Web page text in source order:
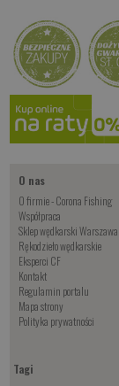
Kup teraz >
KALEWA CF
od 32.00 PLN
Kup teraz >
O nas
O firmie - Corona Fishing
Współpraca
Sklep wędkarski Warszawa
Rękodzieło wędkarskie
Eksperci CF
Kontakt
Regulamin portalu
Mapa strony
Polityka prywatności
Tagi